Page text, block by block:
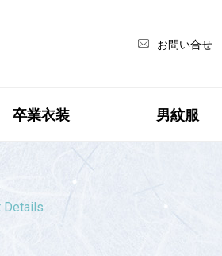
お問い合せ
卒業衣装 男紋服
Details